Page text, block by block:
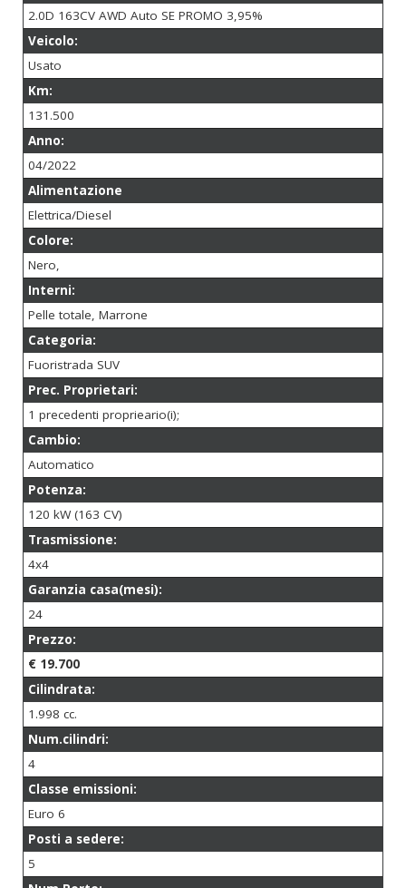
2.0D 163CV AWD Auto SE PROMO 3,95%
Veicolo:
Usato
Km:
131.500
Anno:
04/2022
Alimentazione
Elettrica/Diesel
Colore:
Nero,
Interni:
Pelle totale, Marrone
Categoria:
Fuoristrada SUV
Prec. Proprietari:
1 precedenti proprieario(i);
Cambio:
Automatico
Potenza:
120 kW (163 CV)
Trasmissione:
4x4
Garanzia casa(mesi):
24
Prezzo:
€ 19.700
Cilindrata:
1.998 cc.
Num.cilindri:
4
Classe emissioni:
Euro 6
Posti a sedere:
5